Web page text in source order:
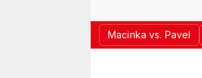
Macinka vs. Pavel